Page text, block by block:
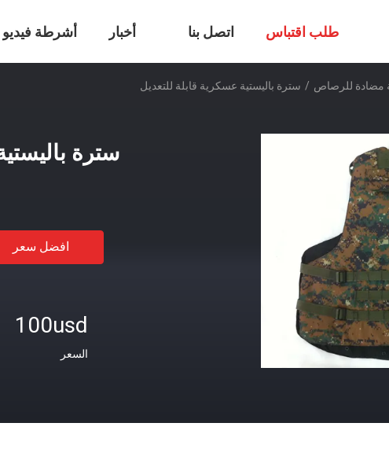
أشرطة فيديو أخبار اتصل بنا طلب اقتباس
مضادة للرصاص / سترة باليستية عسكرية قابلة للتعديل
سترة
افضل سعر
100usd
السعر